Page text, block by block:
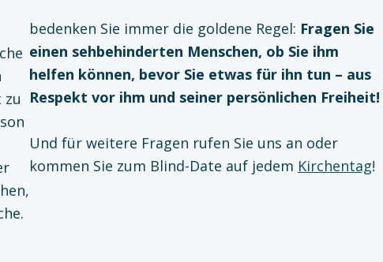
zu
bedenken Sie immer die goldene Regel: Fragen Sie
einen sehbehinderten Menschen, ob Sie ihm
helfen können, bevor Sie etwas für ihn tun – aus
Respekt vor ihm und seiner persönlichen Freiheit!
Und für weitere Fragen rufen Sie uns an oder
kommen Sie zum Blind-Date auf jedem Kirchentag!